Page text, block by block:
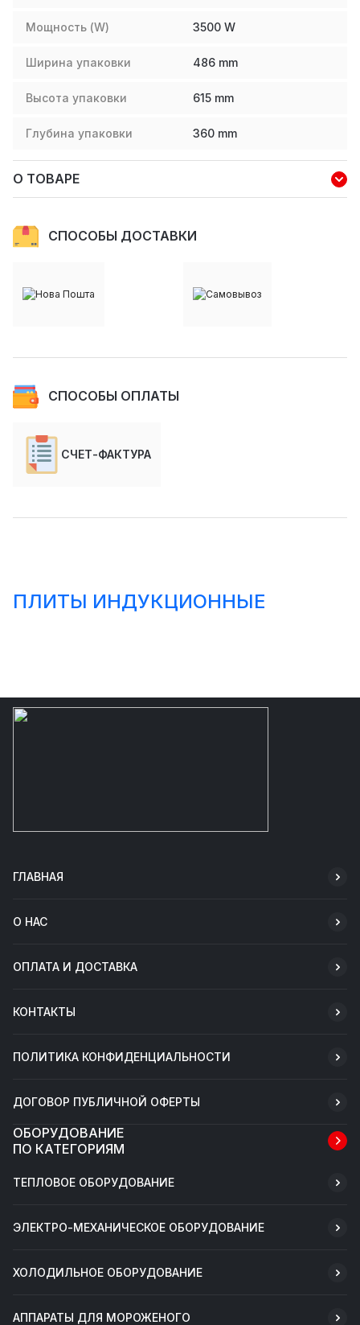
Мощность (W) 3500 W
Ширина упаковки 486 mm
Высота упаковки 615 mm
Глубина упаковки 360 mm
О ТОВАРЕ
СПОСОБЫ ДОСТАВКИ
СПОСОБЫ ОПЛАТЫ
СЧЕТ-ФАКТУРА
ПЛИТЫ ИНДУКЦИОННЫЕ
ГЛАВНАЯ
О НАС
ОПЛАТА И ДОСТАВКА
КОНТАКТЫ
ПОЛИТИКА КОНФИДЕНЦИАЛЬНОСТИ
ДОГОВОР ПУБЛИЧНОЙ ОФЕРТЫ
ОБОРУДОВАНИЕ
ПО КАТЕГОРИЯМ
ТЕПЛОВОЕ ОБОРУДОВАНИЕ
ЭЛЕКТРО-МЕХАНИЧЕСКОЕ ОБОРУДОВАНИЕ
ХОЛОДИЛЬНОЕ ОБОРУДОВАНИЕ
АППАРАТЫ ДЛЯ МОРОЖЕНОГО